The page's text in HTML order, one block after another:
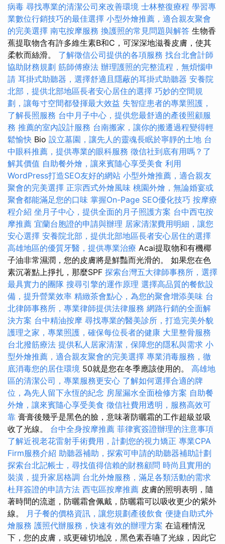
病毒 尋找專業的清潔公司來改善環境 士林整復療程 學習專
業數位行銷技巧的最佳選擇 小型外燴推薦，適合親友聚會
的完美選擇 南屯按摩服務 換護照的常見問題與解答 生物香
蕉提取物含有許多維生素B和C，可深深地滋養皮膚，使其
柔軟而絲滑。 了解徵信公司提供的各項服務 找台北會計師
協助財務規劃 筋師傅療法 辦理護照的完整流程，無煩惱申
請 耳掛式助聽器，選擇舒適且隱蔽的耳掛式助聽器 安養院
北部，提供北部地區長者安心居住的選擇 巧妙的空間規
劃，讓每寸空間都發揮最大效益 失智症患者的專業照護，
了解長照服務 台中月子中心，提供您最舒適的產後照顧服
務 推薦的室內設計服務 台南搬家，讓你的搬遷過程變得輕
鬆愉快 Bio 設立墓園，讓先人的靈魂長眠於寧靜的土地 台
中眼科推薦，提供專業的眼科服務 徵信社到底有用嗎？了
解其價值 自助餐外燴，讓來賓隨心享受美食 利用
WordPress打造SEO友好的網站 小型外燴推薦，適合親友
聚會的完美選擇 正宗西式外燴風味 桃園外燴，無論婚宴或
聚會都能滿足您的口味 掌握On-Page SEO優化技巧 按摩療
程介紹 坐月子中心，提供全面的月子照護方案 台中西屯按
摩推薦 宜蘭台胞證的申請與辦理 居家清潔費用明細，讓您
安心選擇 安養院北部，提供北部地區長者安心居住的選擇
高雄地區的優質牙醫，提供專業治療 Acai提取物和有機椰
子油非常濕潤，您的皮膚將是鮮豔而光滑的。 如果您在色
素沉著點上掙扎，那麼SPF 探索台灣五大律師事務所，選擇
最具實力的團隊 搜尋引擎的運作原理 選擇高品質的餐飲設
備，提升營業效率 精緻茶會點心，為您的聚會增添美味 台
北律師事務所，專業律師提供法律服務 網路行銷的全面解
決方案 台中精油按摩 尋找專業的醫美診所，打造完美外貌
護理之家，專業照護，確保每位長者的健康 大里整骨服務
台北撥筋療法 提供私人居家清潔，保障您的隱私與需求 小
型外燴推薦，適合親友聚會的完美選擇 專業消毒服務，徹
底消毒您的居住環境 50就是您在冬季應該使用的。 高雄地
區的清潔公司，專業服務更安心 了解如何選擇合適的牌
位，為先人留下永恆的紀念 房屋漏水全面檢修方案 自助餐
外燴，讓來賓隨心享受美食 徵信社費用透明，服務高效可
靠 膏膏後幾乎是黑色的臉，意味著防曬霜的工作超級並吸
收了光線。 台中全身按摩推薦 菲律賓簽證辦理的注意事項
了解近視老花雷射手術費用，計劃您的視力矯正 專業CPA
Firm服務介紹 助聽器補助，探索可申請的助聽器補助計劃
探索台北記帳士，尋找值得信賴的財務顧問 時尚且實用的
裝潢，提升家居格調 台北外燴服務，滿足各類活動的需求
杜拜簽證的申請方法 西屯區按摩推薦 皮膚的照明表明，隨
著時間的流逝，防曬霜會佩戴，防曬霜可以吸收更少的紫外
線。 月子餐的價格資訊，讓您規劃產後飲食 便捷自助式外
燴服務 護照代辦服務，快速有效的辦理方案 在這種情況
下，您的皮膚，或更確切地說，黑色素吞嚥了光線，因此它